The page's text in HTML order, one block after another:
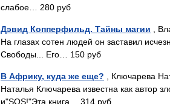
слабое… 280 руб
Дэвид Копперфильд. Тайны магии ,
На глазах сотен людей он заставил
Свободы... Его… 150 руб
В Африку, куда же еще? , Ключарева
Наталья Ключарева известна как автор
и"SOS!"Эта книга… 314 руб